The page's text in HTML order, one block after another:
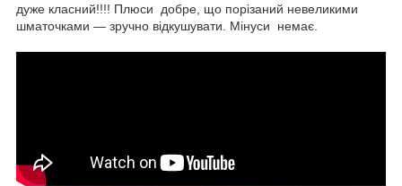
дуже класний!!!! Плюси добре, що порізаний невеликими
шматочками — зручно відкушувати. Мінуси немає.